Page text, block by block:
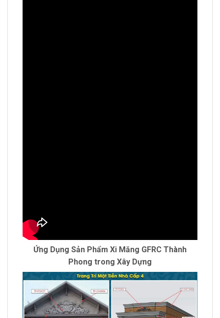
Ứng Dụng Sản Phẩm Xi Măng GFRC Thành
Phong trong Xây Dựng